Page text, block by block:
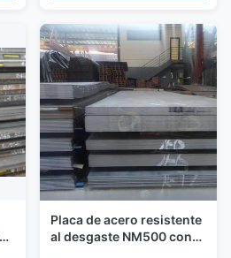
Placa de acero resistente
al desgaste NM500 con